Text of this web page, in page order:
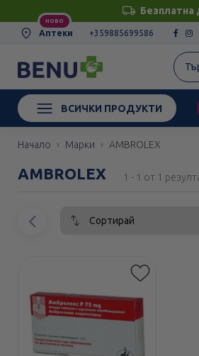
Безплатна
НОВО
Аптеки +359885699586
ВСИЧКИ ПРОДУКТИ
Начало Марки AMBROLEX
AMBROLEX 1 - 1 от 1
Сортирай
Предишен